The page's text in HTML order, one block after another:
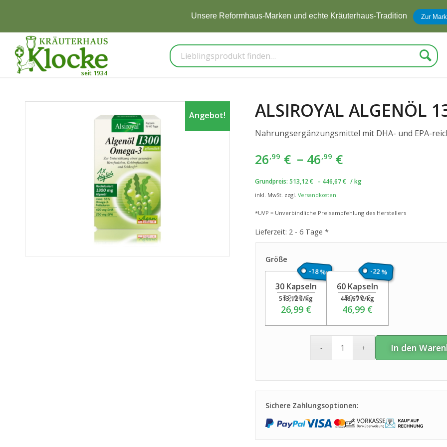
Unsere Reformhaus-Marken und echte Kräuterhaus-Tradition Zur
Suche
Angebot! ALSIROYAL ALGENÖL
Nahrungsergänzungsmittel mit DHA- und EPA-
26,99 € – 46,99 €
Grundpreis: 513,12€ – 446,67€ /kg
inkl. MwSt. zzgl. Versandkosten
*UVP = Unverbindliche Preisempfehlung des Herstellers
Lieferzeit: 2 - 6 Tage *
Größe
30 Kapseln
32,99€
26,99 €
513,12€/kg
-18 %
60 Kapseln
59,99€
46,99 €
446,67€/kg
-22 %
In den
Sichere Zahlungsoptionen: